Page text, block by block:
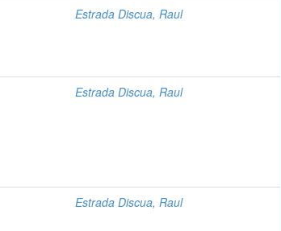
Estrada Discua, Raul
Estrada Discua, Raul
Estrada Discua, Raul